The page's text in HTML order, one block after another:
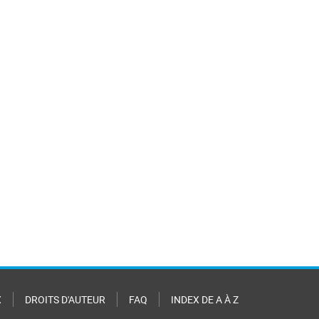
DROITS D'AUTEUR FAQ INDEX DE A À Z